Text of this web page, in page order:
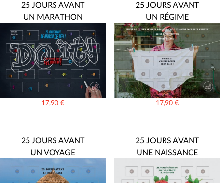
25 JOURS AVANT
UN MARATHON
17,90€
25 JOURS AVANT
UN RÉGIME
17,90 €
25 JOURS AVANT
UN VOYAGE
25 JOURS AVANT
UNE NAISSANCE